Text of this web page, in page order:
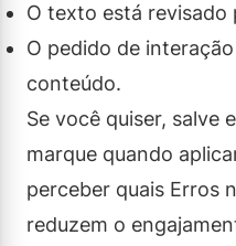
O texto está revisado
O pedido de
conteúdo.
Se você quiser, salve
marque quando
perceber quais Erros
reduzem o